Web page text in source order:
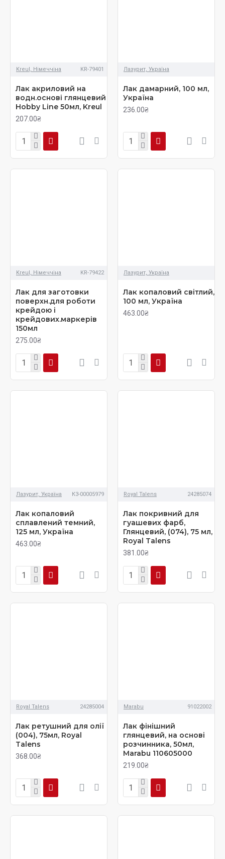
Kreul, Німеччіна KR-79401
Лак акриловий на
водн.основi глянцевий
Hobby Line 50мл, Kreul
207.00₴
Лазурит, Україна
Лак дамарний, 100 мл,
Україна
236.00₴
Kreul, Німеччіна KR-79422
Лак для заготовки
поверхн.для роботи
крейдою і
крейдових.маркерiв
150мл
275.00₴
Лазурит, Україна
Лак копаловий світлий,
100 мл, Україна
463.00₴
Лазурит, Україна К3-00005979
Лак копаловий
сплавлений темний,
125 мл, Україна
463.00₴
Royal Talens 24285074
Лак покривний для
гуашевих фарб,
Глянцевий, (074), 75 мл,
Royal Talens
381.00₴
Royal Talens 24285004
Лак ретушний для олії
(004), 75мл, Royal
Talens
368.00₴
Marabu 91022002
Лак фінішний
глянцевий, на основі
розчинника, 50мл,
Marabu 110605000
219.00₴